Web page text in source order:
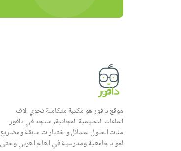
موقع دافور هو مكتبة متكاملة تحوي الاف
الملفات التعليمية المجانية, ستجد في دافور
مئات الحلول لمسائل واختبارات سابقة ومشاريع
لمواد جامعية ومدرسية في العالم العربي وحتى